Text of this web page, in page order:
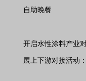
自助晚餐
开启水性涂料产业
展上下游对接活动